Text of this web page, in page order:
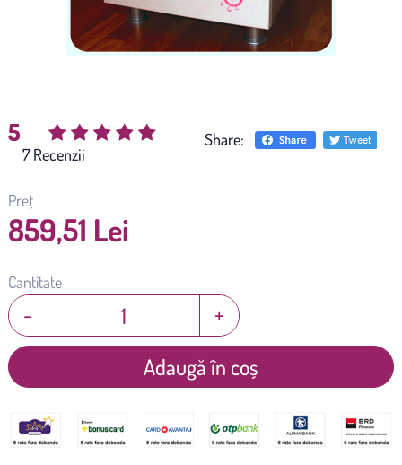
5
7
Share:
Preț
859,51 Lei
Cantitate
+
-
Adaugă în coș